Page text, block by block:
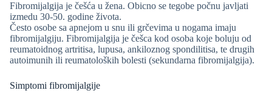
Fibromijalgija je češća u žena. Obicno se tegobe počnu javljati
izmedu 30-50. godine života.
Često osobe sa apnejom u snu ili grčevima u nogama imaju
fibromijalgiju. Fibromijalgija je češca kod osoba koje boluju od
reumatoidnog artritisa, lupusa, ankiloznog spondilitisa, te drugih
autoimunih ili reumatoloških bolesti (sekundarna fibromijalgija).
Simptomi fibromijalgije